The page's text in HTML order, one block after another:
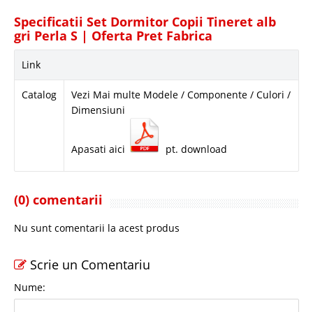
Specificatii Set Dormitor Copii Tineret alb
gri Perla S | Oferta Pret Fabrica
Link
Catalog
Vezi Mai multe Modele / Componente / Culori /
Dimensiuni
Apasati aici pt. download
(0) comentarii
Nu sunt comentarii la acest produs
Scrie un Comentariu
Nume: